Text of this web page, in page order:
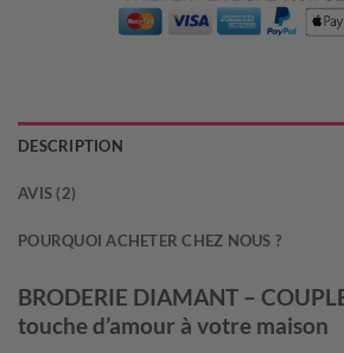
DESCRIPTION
AVIS (2)
POURQUOI ACHETER CHEZ NOUS ?
BRODERIE DIAMANT –
touche d’amour à votre maison